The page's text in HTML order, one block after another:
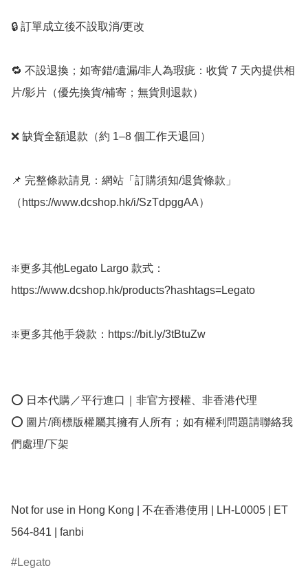
🔒 訂單成立後不設取消/更改
🔁 不設退換；如寄錯/遺漏/非人為瑕疵：收貨 7 天內提供相
片/影片（優先換貨/補寄；無貨則退款）
❌ 缺貨全額退款（約 1–8 個工作天退回）
📌 完整條款請見：網站「訂購須知/退貨條款」
（https://www.dcshop.hk/i/SzTdpggAA）
❇️更多其他Legato Largo 款式：
https://www.dcshop.hk/products?hashtags=Legato
❇️更多其他手袋款：https://bit.ly/3tBtuZw
⭕ 日本代購／平行進口｜非官方授權、非香港代理
⭕ 圖片/商標版權屬其擁有人所有；如有權利問題請聯絡我
們處理/下架
Not for use in Hong Kong | 不在香港使用 | LH-L0005 | ET
564-841 | fanbi
Legato